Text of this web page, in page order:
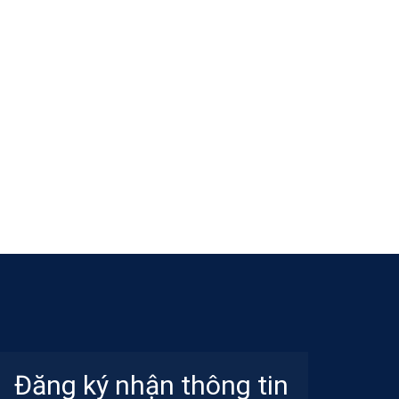
Đăng ký nhận thông tin